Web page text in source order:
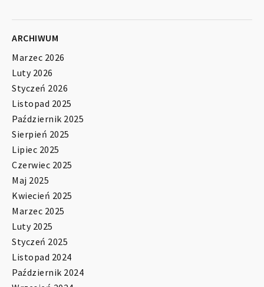
ARCHIWUM
Marzec 2026
Luty 2026
Styczeń 2026
Listopad 2025
Październik 2025
Sierpień 2025
Lipiec 2025
Czerwiec 2025
Maj 2025
Kwiecień 2025
Marzec 2025
Luty 2025
Styczeń 2025
Listopad 2024
Październik 2024